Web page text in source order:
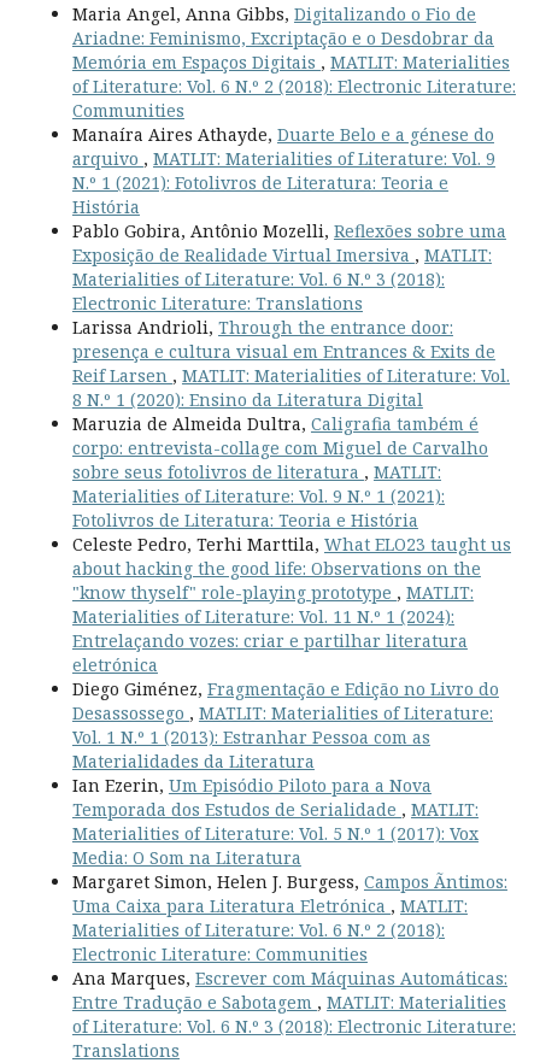
Maria Angel, Anna Gibbs, Digitalizando o Fio de
Ariadne: Feminismo, Excriptação e o Desdobrar da
Memória em Espaços Digitais , MATLIT: Materialities
of Literature: Vol. 6 N.º 2 (2018): Electronic Literature:
Communities
Manaíra Aires Athayde, Duarte Belo e a génese do
arquivo , MATLIT: Materialities of Literature: Vol. 9
N.º 1 (2021): Fotolivros de Literatura: Teoria e
História
Pablo Gobira, Antônio Mozelli, Reflexões sobre uma
Exposição de Realidade Virtual Imersiva , MATLIT:
Materialities of Literature: Vol. 6 N.º 3 (2018):
Electronic Literature: Translations
Larissa Andrioli, Through the entrance door:
presença e cultura visual em Entrances & Exits de
Reif Larsen , MATLIT: Materialities of Literature: Vol.
8 N.º 1 (2020): Ensino da Literatura Digital
Maruzia de Almeida Dultra, Caligrafia também é
corpo: entrevista-collage com Miguel de Carvalho
sobre seus fotolivros de literatura , MATLIT:
Materialities of Literature: Vol. 9 N.º 1 (2021):
Fotolivros de Literatura: Teoria e História
Celeste Pedro, Terhi Marttila, What ELO23 taught us
about hacking the good life: Observations on the
"know thyself" role-playing prototype , MATLIT:
Materialities of Literature: Vol. 11 N.º 1 (2024):
Entrelaçando vozes: criar e partilhar literatura
eletrónica
Diego Giménez, Fragmentação e Edição no Livro do
Desassossego , MATLIT: Materialities of Literature:
Vol. 1 N.º 1 (2013): Estranhar Pessoa com as
Materialidades da Literatura
Ian Ezerin, Um Episódio Piloto para a Nova
Temporada dos Estudos de Serialidade , MATLIT:
Materialities of Literature: Vol. 5 N.º 1 (2017): Vox
Media: O Som na Literatura
Margaret Simon, Helen J. Burgess, Campos Ãntimos:
Uma Caixa para Literatura Eletrónica , MATLIT:
Materialities of Literature: Vol. 6 N.º 2 (2018):
Electronic Literature: Communities
Ana Marques, Escrever com Máquinas Automáticas:
Entre Tradução e Sabotagem , MATLIT: Materialities
of Literature: Vol. 6 N.º 3 (2018): Electronic Literature:
Translations